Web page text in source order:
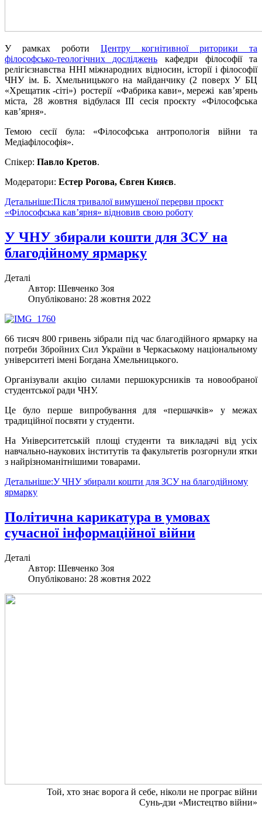
У рамках роботи Центру когнітивної риторики та
філософсько-теологічних досліджень кафедри філософії та
релігієзнавства ННІ міжнародних відносин, історії і філософії
ЧНУ ім. Б. Хмельницького на майданчику (2 поверх У БЦ
«Хрещатик -сіті») ростерії «Фабрика кави», мережі кав’ярень
міста, 28 жовтня відбулася ІІІ сесія проєкту «Філософська
кав’ярня».
Темою сесії була: «Філософська антропологія війни та
Медіафілософія».
Спікер: Павло Кретов.
Модератори: Естер Рогова, Євген Кияєв.
Детальніше:Після тривалої вимушеної перерви проєкт
«Філософська кав’ярня» відновив свою роботу
У ЧНУ збирали кошти для ЗСУ на
благодійному ярмарку
Деталі
Автор: Шевченко Зоя
Опубліковано: 28 жовтня 2022
66 тисяч 800 гривень зібрали під час благодійного ярмарку на
потреби Збройних Сил України в Черкаському національному
університеті імені Богдана Хмельницького.
Організували акцію силами першокурсників та новообраної
студентської ради ЧНУ.
Це було перше випробування для «першачків» у межах
традиційної посвяти у студенти.
На Університетській площі студенти та викладачі від усіх
навчально-наукових інститутів та факультетів розгорнули ятки
з найрізноманітнішими товарами.
Детальніше:У ЧНУ збирали кошти для ЗСУ на благодійному
ярмарку
Політична карикатура в умовах
сучасної інформаційної війни
Деталі
Автор: Шевченко Зоя
Опубліковано: 28 жовтня 2022
Той, хто знає ворога й себе, ніколи не програє війни
Сунь-дзи «Мистецтво війни»